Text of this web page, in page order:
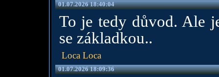
01.07.2026 18:40:04
To je tedy důvod. Ale
se základkou..
Loca Loca
01.07.2026 18:09:36